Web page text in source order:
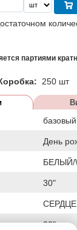
партиями
250 шт
День
БЕЛЫЙ/
30"
СЕРДЦЕ
30"